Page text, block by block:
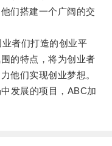
们搭建一个广阔的交
者们打造的创业平
的特点，将为创业者
他们实现创业梦想。
发展的项目，ABC加